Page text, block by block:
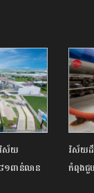
ស័យ
១ពាន់លាន
វិស័យដឹ
កំពុងជួប